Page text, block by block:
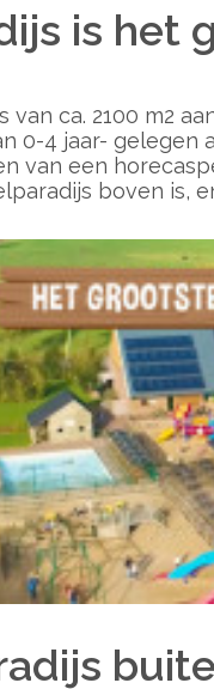
is het
van ca. 2100 m2
0-4 jaar-
van een
boven is,